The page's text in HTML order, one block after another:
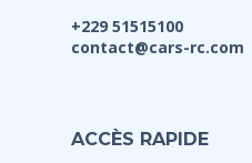
+229 51515100
contact@cars-rc.com
ACCÈS RAPIDE